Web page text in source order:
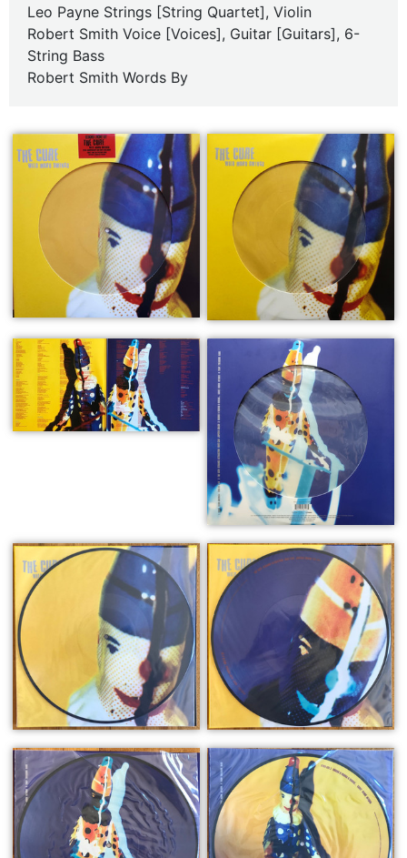
Leo Payne Strings [String Quartet], Violin
Robert Smith Voice [Voices], Guitar [Guitars], 6-
String Bass
Robert Smith Words By